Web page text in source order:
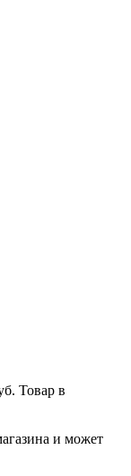
Товар в
и может